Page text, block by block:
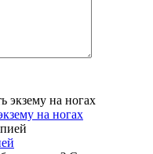
на ногах